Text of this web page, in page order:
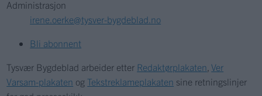
Administrasjon
irene.oerke@tysver-bygdeblad.no
Bli abonnent
Tysvær Bygdeblad arbeider etter Redaktørplakaten ,Ver
Varsam-plakaten og Tekstreklameplakaten sine retningslinjer